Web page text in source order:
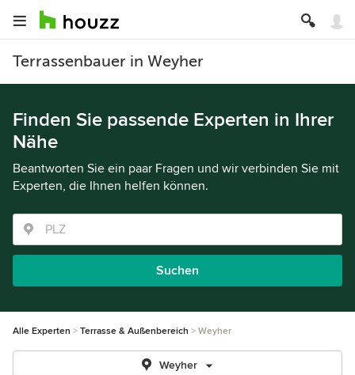
Terrassenbauer in Weyher
Finden Sie passende Experten in Ihrer
Nähe
Beantworten Sie ein paar Fragen und wir verbinden Sie mit
Experten, die Ihnen helfen können.
Suchen
Alle Experten Terrasse & Außenbereich Weyher
Weyher